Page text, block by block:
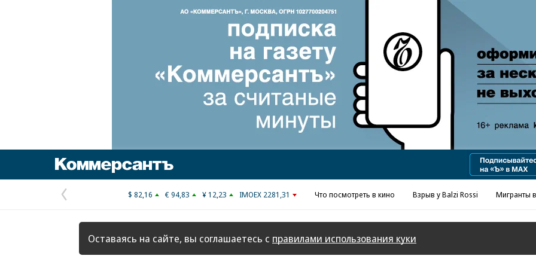
Реклама в «Ъ» www.kommersant.ru/ad
Предыдущая
страница
$ 82,16 € 94,83 ¥ 12,23 IMOEX 2281,31 Что посмотреть в кино Взрыв у Balzi Rossi Мигранты
Оставаясь на сайте, вы соглашаетесь с правилами использования куки